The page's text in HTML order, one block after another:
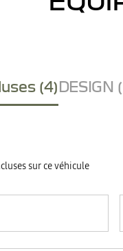
(4)DESIGN
sur ce véhicule